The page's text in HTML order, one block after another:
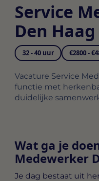
Service
Den Haag
32 - 40 uur €2800 -
Vacature Service
functie met
duidelijke
Wat ga je
Medewerker
Je dag bestaat uit